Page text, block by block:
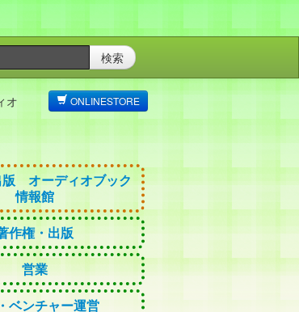
検索
オ
ONLINESTORE
版 オーディオブック
情報館
作権・出版
営業
ベンチャー運営